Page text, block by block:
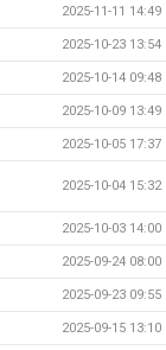
2025-11-11 14:49
2025-10-23 13:54
2025-10-14 09:48
2025-10-09 13:49
2025-10-05 17:37
2025-10-04 15:32
2025-10-03 14:00
2025-09-24 08:00
2025-09-23 09:55
2025-09-15 13:10